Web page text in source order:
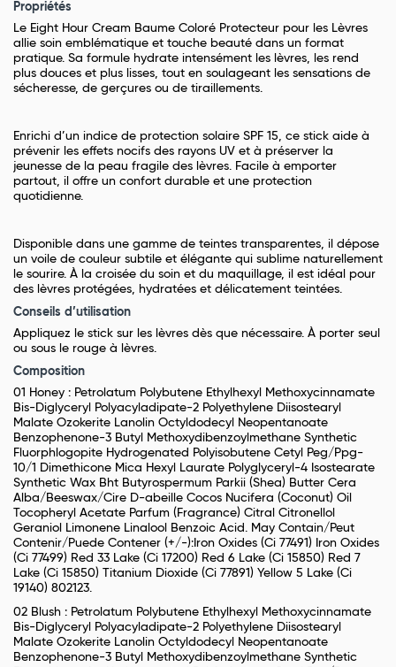
Propriétés
Le Eight Hour Cream Baume Coloré Protecteur pour les Lèvres
allie soin emblématique et touche beauté dans un format
pratique. Sa formule hydrate intensément les lèvres, les rend
plus douces et plus lisses, tout en soulageant les sensations de
sécheresse, de gerçures ou de tiraillements.
Enrichi d’un indice de protection solaire SPF 15, ce stick aide à
prévenir les effets nocifs des rayons UV et à préserver la
jeunesse de la peau fragile des lèvres. Facile à emporter
partout, il offre un confort durable et une protection
quotidienne.
Disponible dans une gamme de teintes transparentes, il dépose
un voile de couleur subtile et élégante qui sublime naturellement
le sourire. À la croisée du soin et du maquillage, il est idéal pour
des lèvres protégées, hydratées et délicatement teintées.
Conseils d’utilisation
Appliquez le stick sur les lèvres dès que nécessaire. À porter seul
ou sous le rouge à lèvres.
Composition
01 Honey : Petrolatum Polybutene Ethylhexyl Methoxycinnamate
Bis-Diglyceryl Polyacyladipate-2 Polyethylene Diisostearyl
Malate Ozokerite Lanolin Octyldodecyl Neopentanoate
Benzophenone-3 Butyl Methoxydibenzoylmethane Synthetic
Fluorphlogopite Hydrogenated Polyisobutene Cetyl Peg/Ppg-
10/1 Dimethicone Mica Hexyl Laurate Polyglyceryl-4 Isostearate
Synthetic Wax Bht Butyrospermum Parkii (Shea) Butter Cera
Alba/Beeswax/Cire D-abeille Cocos Nucifera (Coconut) Oil
Tocopheryl Acetate Parfum (Fragrance) Citral Citronellol
Geraniol Limonene Linalool Benzoic Acid. May Contain/Peut
Contenir/Puede Contener (+/-):Iron Oxides (Ci 77491) Iron Oxides
(Ci 77499) Red 33 Lake (Ci 17200) Red 6 Lake (Ci 15850) Red 7
Lake (Ci 15850) Titanium Dioxide (Ci 77891) Yellow 5 Lake (Ci
19140) 802123.
02 Blush : Petrolatum Polybutene Ethylhexyl Methoxycinnamate
Bis-Diglyceryl Polyacyladipate-2 Polyethylene Diisostearyl
Malate Ozokerite Lanolin Octyldodecyl Neopentanoate
Benzophenone-3 Butyl Methoxydibenzoylmethane Synthetic